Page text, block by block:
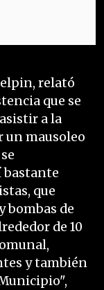
relató
que se
a la
un mausoleo
que
bombas de
de 10
y también